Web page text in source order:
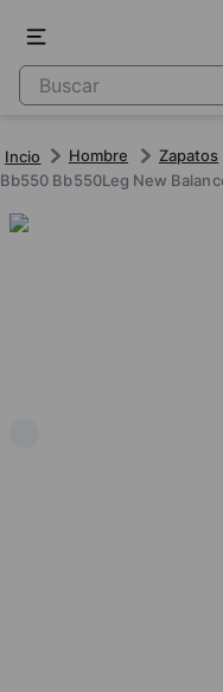
Hombre Zapatos
Bb550 Bb550Leg New